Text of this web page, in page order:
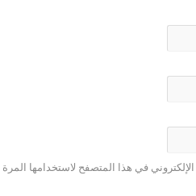
في هذا المتصفح لاستخدامها